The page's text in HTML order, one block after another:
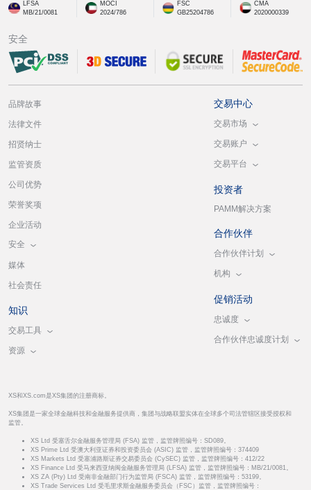
LFSA
MB/21/0081
MOCI
2024/786
FSC
GB25204786
CMA
2020000339
安全
品牌故事
法律文件
招贤纳士
监管资质
公司优势
荣誉奖项
企业活动
安全
媒体
社会责任
知识
交易工具
资源
交易中心
交易市场
交易账户
交易平台
投资者
PAMM解决方案
合作伙伴
合作伙伴计划
机构
促销活动
忠诚度
合作伙伴忠诚度计划
XS和XS.com是XS集团的注册商标。
XS集团是一家全球金融科技和金融服务提供商，集团与战略联盟实体在全球多个司法管辖区接受授权和
监管。
XS Ltd 受塞舌尔金融服务管理局 (FSA) 监管，监管牌照编号：SD089。
XS Prime Ltd 受澳大利亚证券和投资委员会 (ASIC) 监管，监管牌照编号：374409
XS Markets Ltd 受塞浦路斯证券交易委员会 (CySEC) 监管，监管牌照编号：412/22
XS Finance Ltd 受马来西亚纳闽金融服务管理局 (LFSA) 监管，监管牌照编号：MB/21/0081。
XS ZA (Pty) Ltd 受南非金融部门行为监管局 (FSCA) 监管，监管牌照编号：53199。
XS Trade Services Ltd 受毛里求斯金融服务委员会（FSC）监管，监管牌照编号：